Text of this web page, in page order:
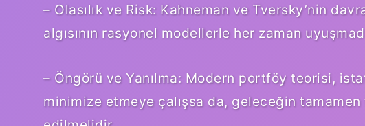
– Olasılık ve Risk: Kahneman ve Tversky’nin
algısının rasyonel modellerle her zaman
– Öngörü ve Yanılma: Modern portföy teorisi,
minimize etmeye çalışsa da, geleceğin